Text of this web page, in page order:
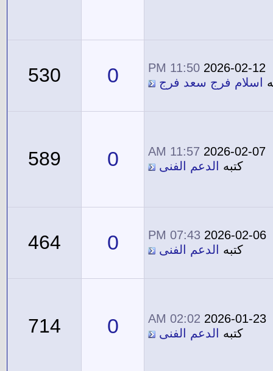
2026-02-12
11:50 PM
اسلام فرج سعد فرج 0
530
2026-02-07
11:57 AM
كتبه
الدعم الفنى 0
589
2026-02-06
07:43 PM
كتبه
الدعم الفنى 0
464
2026-01-23
02:02 AM
كتبه
الدعم الفنى 0
714